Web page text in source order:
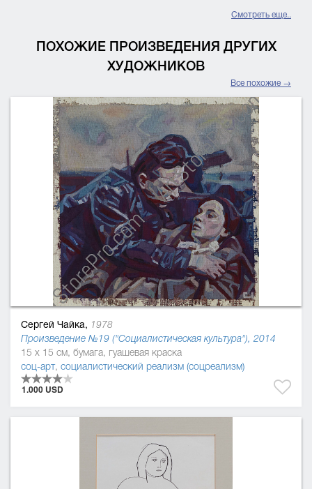
Смотреть еще..
ПОХОЖИЕ ПРОИЗВЕДЕНИЯ ДРУГИХ
ХУДОЖНИКОВ
Все похожие →
Сергей Чайка, 1978
Произведение №19 ("Социалистическая культура"), 2014
15 x 15 см, бумага, гуашевая краска
соц-арт, социалистический реализм (соцреализм)
1.000 USD